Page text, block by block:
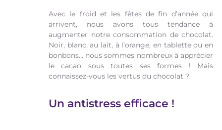
Avec le froid et les fêtes de fin d’année qui
arrivent, nous avons tous tendance à
augmenter notre consommation de chocolat.
Noir, blanc, au lait, à l’orange, en tablette ou en
bonbons… nous sommes nombreux à apprécier
le cacao sous toutes ses formes ! Mais
connaissez-vous les vertus du chocolat ?
Un antistress efficace !